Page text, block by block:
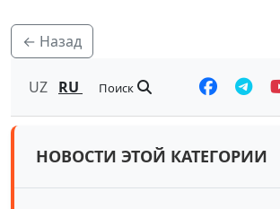
← Назад
UZ RU Поиск
НОВОСТИ ЭТОЙ КАТЕГОРИИ